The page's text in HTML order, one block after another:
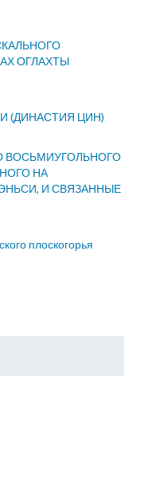
ОГЛАХТЫ
(ДИНАСТИЯ ЦИН)
ВОСЬМИУГОЛЬНОГО
НА
И СВЯЗАННЫЕ
плоскогорья